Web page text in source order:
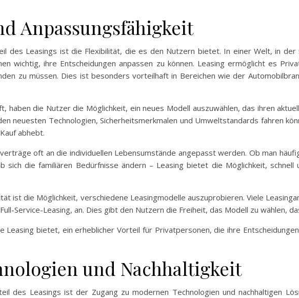
Anpassungsfähigkeit
des Leasings ist die Flexibilität, die es den Nutzern bietet. In einer Welt, in der
wichtig, ihre Entscheidungen anpassen zu können. Leasing ermöglicht es
zu müssen. Dies ist besonders vorteilhaft in Bereichen wie der
haben die Nutzer die Möglichkeit, ein neues Modell auszuwählen, das ihren
neuesten Technologien, Sicherheitsmerkmalen und Umweltstandards fahren
abhebt.
oft an die individuellen Lebensumstände angepasst werden. Ob man
die familiären Bedürfnisse ändern – Leasing bietet die Möglichkeit, schnell
ist die Möglichkeit, verschiedene Leasingmodelle auszuprobieren. Viele
Service-Leasing, an. Dies gibt den Nutzern die Freiheit, das Modell zu wählen,
Leasing bietet, ein erheblicher Vorteil für Privatpersonen, die ihre
und Nachhaltigkeit
des Leasings ist der Zugang zu modernen Technologien und nachhaltigen